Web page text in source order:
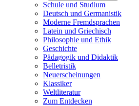
Schule und Studium
Deutsch und Germanistik
Moderne Fremdsprachen
Latein und Griechisch
Philosophie und Ethik
Geschichte
Pädagogik und Didaktik
Belletristik
Neuerscheinungen
Klassiker
Weltliteratur
Zum Entdecken